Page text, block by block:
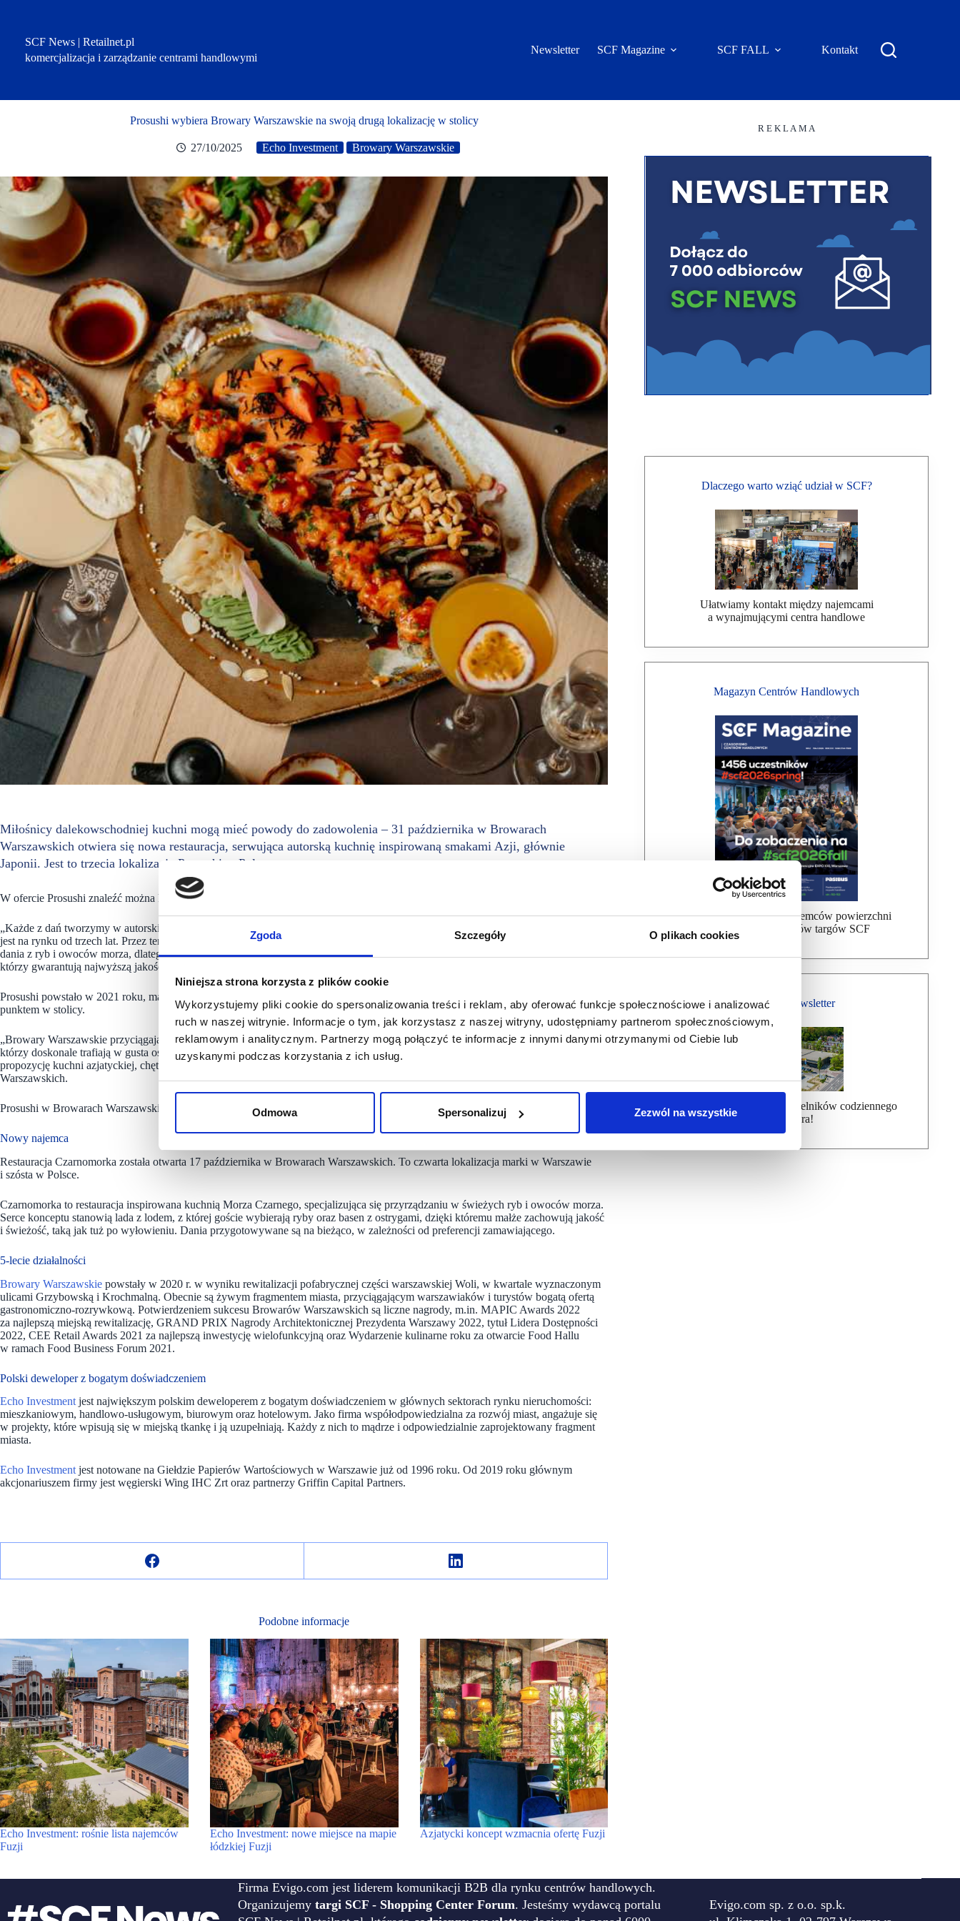
Zgoda Szczegóły O plikach cookies
Niniejsza strona korzysta z plików cookie
Wykorzystujemy pliki cookie do spersonalizowania treści i reklam, aby oferować funkcje społecznościowe i analizować
ruch w naszej witrynie. Informacje o tym, jak korzystasz z naszej witryny, udostępniamy partnerom społecznościowym,
reklamowym i analitycznym. Partnerzy mogą połączyć te informacje z innymi danymi otrzymanymi od Ciebie lub
uzyskanymi podczas korzystania z ich usług.
Odmowa Spersonalizuj Zezwól na wszystkie
SCF News | Retailnet.pl
komercjalizacja i zarządzanie centrami handlowymi
Newsletter SCF Magazine SCF FALL Kontakt
Prosushi wybiera Browary Warszawskie na swoją drugą lokalizację w stolicy
27/10/2025 Echo Investment Browary Warszawskie
Miłośnicy dalekowschodniej kuchni mogą mieć powody do zadowolenia – 31 października w Browarach
Warszawskich otwiera się nowa restauracja, serwująca autorską kuchnię inspirowaną smakami Azji, głównie
Japonii. Jest to trzecia lokalizacja Prosushi w Polsce.
W ofercie Prosushi znaleźć można klasyczne sushi, zupy oraz dania z mięsem, rybą i owocami morza oraz wegetariańskie.
„Każde z dań tworzymy w autorskim stylu, łącząc tradycję z nowoczesnością i dbałością o najmniejszy detal. Marka Prosushi obecna
jest na rynku od trzech lat. Przez ten czas zdobyliśmy zaufanie wielu gości, którzy doceniają nasze podejście do kuchni. Serwujemy
dania z ryb i owoców morza, dlatego stawiamy nie tylko na kreatywność. Współpracujemy wyłącznie z zaufanymi dostawcami,
którzy gwarantują najwyższą jakość i świeżość produktów” – mówi Yelizaveta Lebedz, dyrektor sieci Prosushi.
Prosushi powstało w 2021 roku, ma już dwie lokalizacje – w Warszawie i Krakowie. Lokal w Browarach Waszawskich będzie drugim
punktem w stolicy.
„Browary Warszawskie przyciągają bogatą ofertą kulinarną. Nasze restauracje i kawiarnie tworzone są przez pasjonatów,
którzy doskonale trafiają w gusta osób z dużymi oczekiwaniami. Witamy w gronie naszych restauratorów Prosushi, które poszerzy
propozycję kuchni azjatyckiej, chętnie wybieranej przez odwiedzających nas gości” – mówi Milena Nawrat, rzeczniczka Browarów
Warszawskich.
Prosushi w Browarach Warszawskich znajduje się przy ul. Grzybowskiej 56.
Nowy najemca
Restauracja Czarnomorka została otwarta 17 października w Browarach Warszawskich. To czwarta lokalizacja marki w Warszawie
i szósta w Polsce.
Czarnomorka to restauracja inspirowana kuchnią Morza Czarnego, specjalizująca się przyrządzaniu w świeżych ryb i owoców morza.
Serce konceptu stanowią lada z lodem, z której goście wybierają ryby oraz basen z ostrygami, dzięki któremu małże zachowują jakość
i świeżość, taką jak tuż po wyłowieniu. Dania przygotowywane są na bieżąco, w zależności od preferencji zamawiającego.
5-lecie działalności
Browary Warszawskie powstały w 2020 r. w wyniku rewitalizacji pofabrycznej części warszawskiej Woli, w kwartale wyznaczonym
ulicami Grzybowską i Krochmalną. Obecnie są żywym fragmentem miasta, przyciągającym warszawiaków i turystów bogatą ofertą
gastronomiczno-rozrywkową. Potwierdzeniem sukcesu Browarów Warszawskich są liczne nagrody, m.in. MAPIC Awards 2022
za najlepszą miejską rewitalizację, GRAND PRIX Nagrody Architektonicznej Prezydenta Warszawy 2022, tytuł Lidera Dostępności
2022, CEE Retail Awards 2021 za najlepszą inwestycję wielofunkcyjną oraz Wydarzenie kulinarne roku za otwarcie Food Hallu
w ramach Food Business Forum 2021.
Polski deweloper z bogatym doświadczeniem
Echo Investmentjest największym polskim deweloperem z bogatym doświadczeniem w głównych sektorach rynku nieruchomości:
mieszkaniowym, handlowo-usługowym, biurowym oraz hotelowym. Jako firma współodpowiedzialna za rozwój miast, angażuje się
w projekty, które wpisują się w miejską tkankę i ją uzupełniają. Każdy z nich to mądrze i odpowiedzialnie zaprojektowany fragment
miasta.
Echo Investmentjest notowane na Giełdzie Papierów Wartościowych w Warszawie już od 1996 roku. Od 2019 roku głównym
akcjonariuszem firmy jest węgierski Wing IHC Zrt oraz partnerzy Griffin Capital Partners.
Podobne informacje
Echo Investment: rośnie lista najemców
Fuzji
Echo Investment: nowe miejsce na mapie
łódzkiej Fuzji
Azjatycki koncept wzmacnia ofertę Fuzji
R E K L A M A
Dlaczego warto wziąć udział w SCF?
Ułatwiamy kontakt między najemcami
a wynajmującymi centra handlowe
Magazyn Centrów Handlowych
Bezpłatna wysyłka dla najemców powierzchni
handlowej, uczestników targów SCF
Bezpłatny Newsletter
Dołącz do ponad 7000 czytelników codziennego
newslettera!
Firma Evigo.com jest liderem komunikacji B2B dla rynku centrów handlowych.
Organizujemy targi SCF - Shopping Center Forum. Jesteśmy wydawcą portalu
Evigo.com sp. z o.o. sp.k.